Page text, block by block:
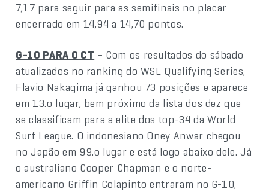
7,17 para seguir para as semifinais no placar
encerrado em 14,94 a 14,70 pontos.
G-10 PARA O CT – Com os resultados do sábado
atualizados no ranking do WSL Qualifying Series,
Flavio Nakagima já ganhou 73 posições e aparece
em 13.o lugar, bem próximo da lista dos dez que
se classificam para a elite dos top-34 da World
Surf League. O indonesiano Oney Anwar chegou
no Japão em 99.o lugar e está logo abaixo dele. Já
o australiano Cooper Chapman e o norte-
americano Griffin Colapinto entraram no G-10,